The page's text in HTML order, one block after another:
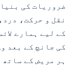
ضروریات کی
نقل و حرکت،
کے لیے ہمارے
کی جانچ کے بعد
ہر مریض کے